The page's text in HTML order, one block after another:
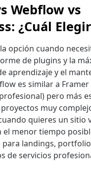
Webflow vs
¿Cuál
opción cuando
de plugins y la
aprendizaje y el
es similar a
pero más
muy
quieres un sitio
el menor tiempo
para landings,
de servicios